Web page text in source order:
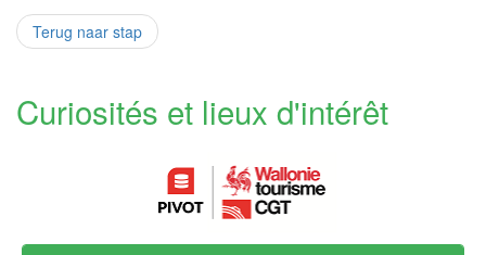
Terug naar stap
Curiosités et lieux d'intérêt